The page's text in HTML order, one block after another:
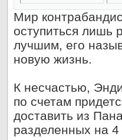
Мир
оступиться лишь
лучшим, его
новую жизнь.
К несчастью,
по счетам
доставить из
разделенных на